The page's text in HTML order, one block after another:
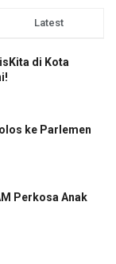
Latest
di Kota
ke Parlemen
Perkosa Anak